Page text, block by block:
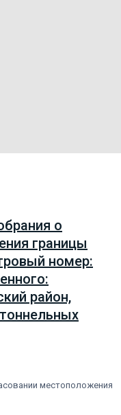
о
границы
номер:
район,
местоположения